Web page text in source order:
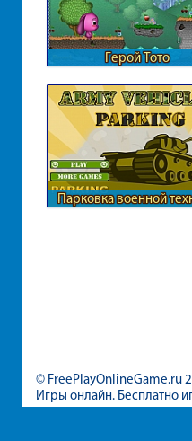
Герой Тото
Парковка военной
© FreePlayOnlineGame.ru
Игры онлайн. Бесплатно
игры для девочек и